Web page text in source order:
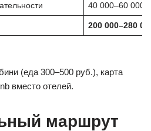
40 000–60 000
200 000–280
(еда 300–500 руб.), карта
вместо отелей.
маршрут